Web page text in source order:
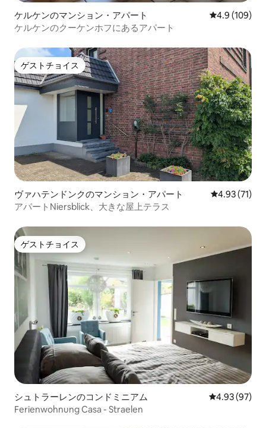
ケルケンのマンション・アパート レビュー109
4.9 (109)
ケルケンのクーケンホフにあるアパート
ゲストチョイス
ゲストチョイス
ヴァハテンドンクのマンション・アパート レビュー71
4.93 (71)
アパートNiersblick、大きな屋上テラス
ゲストチョイス
ゲストチョイス
シュトラーレンのコンドミニアム レビュー97
4.93 (97)
Ferienwohnung Casa - Straelen